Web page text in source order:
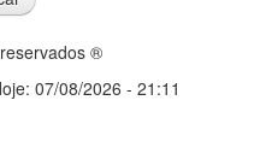
®
07/08/2026 - 21:11